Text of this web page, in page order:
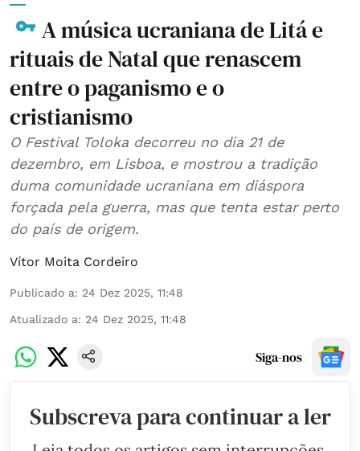
A música ucraniana de Litá e
rituais de Natal que renascem
entre o paganismo e o
cristianismo
O Festival Toloka decorreu no dia 21 de
dezembro, em Lisboa, e mostrou a tradição
duma comunidade ucraniana em diáspora
forçada pela guerra, mas que tenta estar perto
do país de origem.
Vítor Moita Cordeiro
Publicado a: 24 Dez 2025, 11:48
Atualizado a: 24 Dez 2025, 11:48
Siga-nos
Subscreva para continuar a ler